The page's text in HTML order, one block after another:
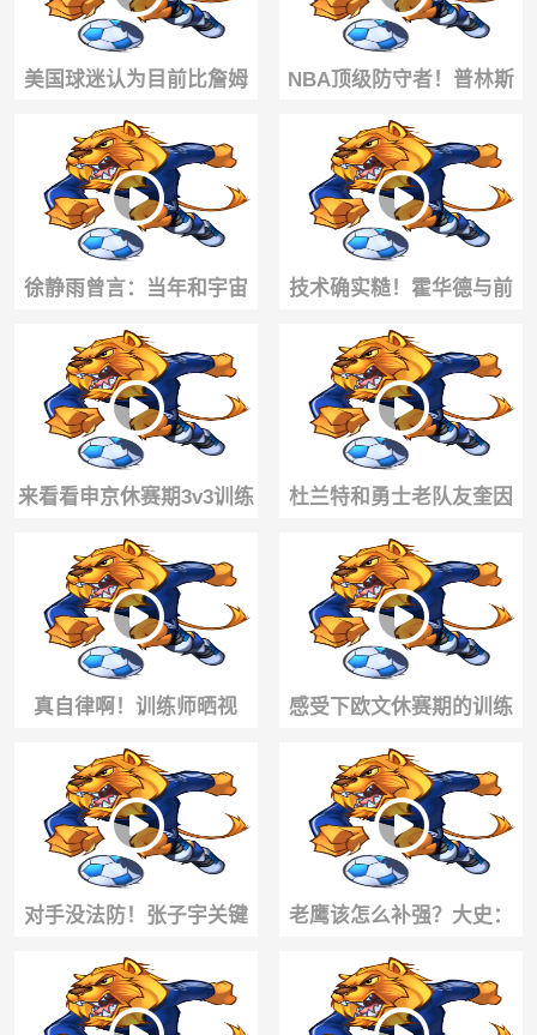
美国球迷认为目前比詹姆
斯强的20个球员！ ...
NBA顶级防守者！普林斯
此前谈詹姆斯&科比谁更难
防？
徐静雨曾言：当年和宇宙
勇大战的哈登，个人实力
超詹姆斯，很明确
技术确实糙！霍华德与前
队友厄尔·克拉克1v1，结果
被直接防下
来看看申京休赛期3v3训练
赛的表现，个人状态看上
去相当出色！
杜兰特和勇士老队友奎因
库克俩人这是在看什么？
👀
真自律啊！训练师晒视
频：37岁的杜兰特休赛期
泡在健身房苦练
感受下欧文休赛期的训练
状态，看来下赛季有望满
血复出啊！
对手没法防！张子宇关键
时刻接杨舒予助攻上篮打
进，基本杀死比赛
老鹰该怎么补强？大史：
老鹰想变强得补大哥，补
球队领袖！